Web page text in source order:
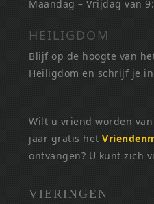
Maandag – Vrijdag van
HEILIGDOM
Blijf op de hoogte van
Heiligdom en schrijf je
Wilt u vriend worden
jaar gratis het
ontvangen? U kunt zich
VIERINGEN